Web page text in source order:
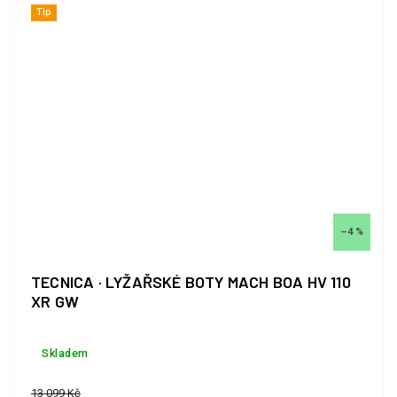
Tip
–4 %
TECNICA · LYŽAŘSKÉ BOTY MACH BOA HV 110
XR GW
Skladem
13 099 Kč